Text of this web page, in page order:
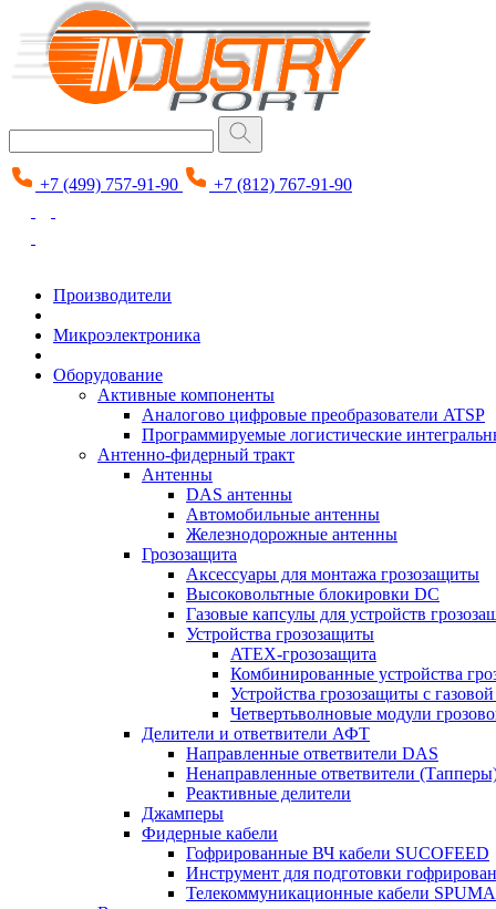
+7 (499) 757-91-90 +7 (812) 767-91-90
Производители
Микроэлектроника
Оборудование
Активные компоненты
Аналогово цифровые преобразователи ATSP
Программируемые логистические
Антенно-фидерный тракт
Антенны
DAS антенны
Автомобильные антенны
Железнодорожные антенны
Грозозащита
Аксессуары для монтажа грозозащиты
Высоковольтные блокировки DC
Газовые капсулы для устройств
Устройства грозозащиты
ATEX-грозозащита
Комбинированные устройства
Устройства грозозащиты с
Четвертьволновые модули
Делители и ответвители АФТ
Направленные ответвители DAS
Ненаправленные ответвители
Реактивные делители
Джамперы
Фидерные кабели
Гофрированные ВЧ кабели SUCOFEED
Инструмент для подготовки
Телекоммуникационные кабели SPUMA